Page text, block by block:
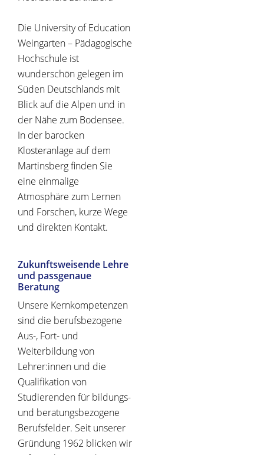
Die University of Education
Weingarten – Pädagogische
Hochschule ist
wunderschön gelegen im
Süden Deutschlands mit
Blick auf die Alpen und in
der Nähe zum Bodensee.
In der barocken
Klosteranlage auf dem
Martinsberg finden Sie
eine einmalige
Atmosphäre zum Lernen
und Forschen, kurze Wege
und direkten Kontakt.
Zukunftsweisende Lehre
und passgenaue
Beratung
Unsere Kernkompetenzen
sind die berufsbezogene
Aus-, Fort- und
Weiterbildung von
Lehrer:innen und die
Qualifikation von
Studierenden für bildungs-
und beratungsbezogene
Berufsfelder. Seit unserer
Gründung 1962 blicken wir